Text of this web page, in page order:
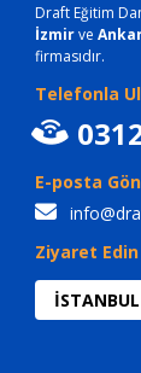
Draft Eğitim
İzmirve
firmasıdır.
Telefonla
E-posta
Ziyaret Edin
İSTANBUL